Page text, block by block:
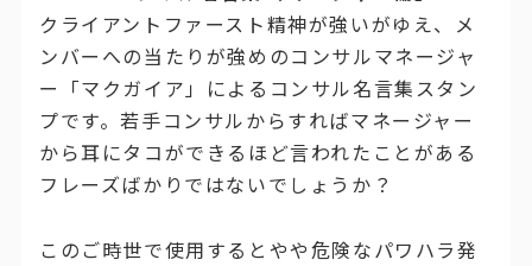
クライアントファースト精神が強いがゆえ、メ
ンバーへの当たりが強めのコンサルマネージャ
ー「マクガイア」によるコンサル名言集スタン
プです。若手コンサルからすればマネージャー
から耳にタコができるほど言われたことがある
フレーズばかりではないでしょうか？
このご時世で使用するとやや危険なパワハラ発